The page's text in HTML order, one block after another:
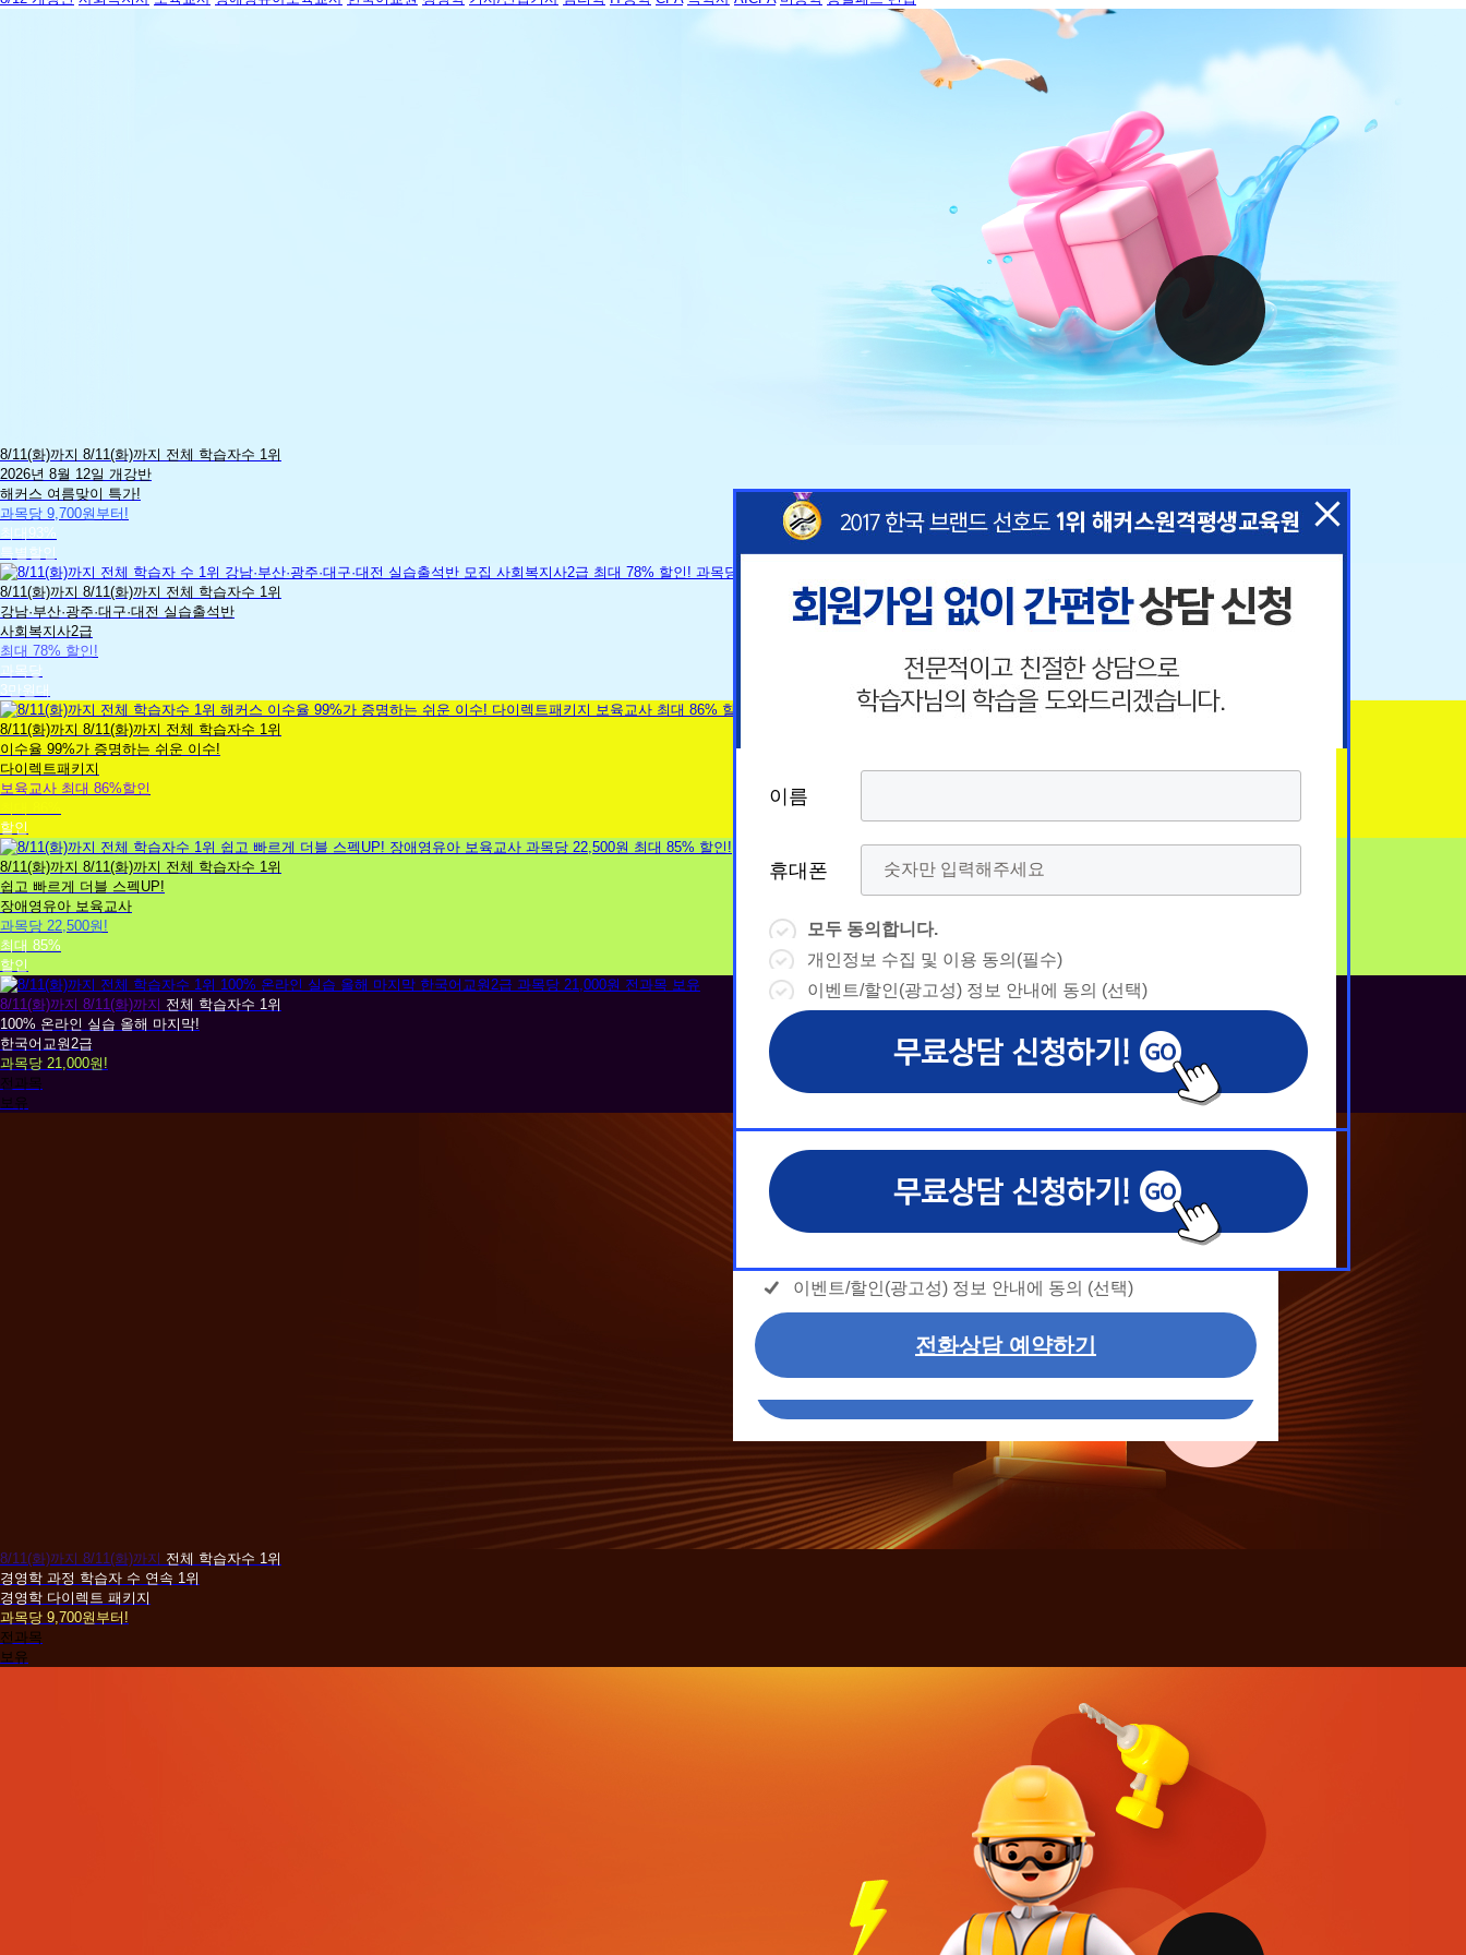
8/11(화)까지 8/11(화)까지 전체 학습자수 1위
2026년 8월 12일 개강반
해커스 여름맞이 특가!
과목당 9,700원부터!
최대93%
특별할인
사
회
복
지
사
8/11(화)까지 8/11(화)까지 전체 학습자수 1위
강남·부산·광주·대구·대전 실습출석반
사회복지사2급
최대 78% 할인!
과목당
3만원대
보
육
교
사
8/11(화)까지 8/11(화)까지 전체 학습자수 1위
이수율 99%가 증명하는 쉬운 이수!
다이렉트패키지
보육교사 최대 86%할인
할인
장
애
영
유
아
보
육
교
사
8/11(화)까지 8/11(화)까지 전체 학습자수 1위
쉽고 빠르게 더블 스펙UP!
장애영유아 보육교사
과목당 22,500원!
최대 85%
할인
한
국
어
교
원
8/11(화)까지 8/11(화)까지 전체 학습자수 1위
100% 온라인 실습 올해 마지막!
한국어교원2급
과목당 21,000원!
전과목
보유
8/11(화)까지 8/11(화)까지 전체 학습자수 1위
경영학 과정 학습자 수 연속 1위
경영학 다이렉트 패키지
과목당 9,700원부터!
전과목
보유
폰
상담예약시간
* 날짜입력 키보드 사용법
- page up/down 키 = 다음달/이전달
- ctrl+ 방향키 좌,우, 위, 아래 = 날짜선택
- ctrl+ 방향키 좌,우, 위, 아래 = 날짜선택
날
택
예
약
시
간
상담내용(필수)
수강신청 문의
교육원 이용문의
상담 희망내용 (선택)
개인정보 수집/이용 동의
개인정보 수집 및 이용 동의(필수)
폰
상담예약시간
* 날짜입력 키보드 사용법
- page up/down 키 = 다음달/이전달
- ctrl+ 방향키 좌,우, 위, 아래 = 날짜선택
- page up/down 키 = 다음달/이전달
- ctrl+ 방향키 좌,우, 위, 아래 = 날짜선택
날
택
예
수강신청 문의 교육원 이용문의
모두 동의합니다.
이벤트/할인(광고성) 정보 안내에 동의 (선택)
전화상담 예약하기
이름
휴대폰
모두 동의합니다.
개인정보 수집 및 이용 동의(필수)
이벤트/할인(광고성) 정보 안내에 동의 (선택)
◆ 개인정보 수집 · 이용 동의
1. 개인정보 수집·이용 목적
1) 무료상담 진행 및 문의 사항 응대, 동일·후속 문의에 대한 상담 서비스
제공, 상담 이력 관리 및 상담 관련 분쟁·민원 처리
2) 광고성 정보 수신에 별도 동의한 자에 한하여 해커스 원
격평생교육원을 비롯한 해커스 교육그룹의 새로운 서비스
신상품이나 이벤트, 최신 정보 안내 등 신청자의 취향에 맞
는 최적의 서비스를 제공하기 위함.
(해커스교육그룹: 해커스인강, 해커스프랩, 해커스톡, 해커스중국어, 해
커스일본어, 해커스잡, 해커스금융, 해커스임용, 해커스공무원, 해커스경
찰, 해커스소방, 해커스공인중개사, 해커스주택관리사, 해커스편입 등)
(선택) 제출된 상담 문의 내용, 전화상담 과정에서 이용자가 상담을 위해
3. 개인정보 보유/이용 기간: 법령상 정하는 경우를 제외하
나 상담 시로부터 3년 이내 탈퇴하는 자의 경우, 소비자 불
만 또는 분쟁처리를 위해 3년간 보관합니다.
4. 신청자는 개인정보 수집·이용을 거부할 수 있습니다. 단, 거부의 경우
에는 상담 신청이 제한됩니다.
이름
휴대폰
모두 동의합니다.
개인정보 수집 및 이용 동의(필수)
이벤트/할인(광고성) 정보 안내에 동의 (선택)
◆ 개인정보 수집 · 이용 동의
1. 개인정보 수집·이용 목적
1) 무료상담 진행 및 문의 사항 응대, 동일·후속 문의에 대한 상담 서비스
제공, 상담 이력 관리 및 상담 관련 분쟁·민원 처리
2) 광고성 정보 수신에 별도 동의한 자에 한하여 해커스 원
격평생교육원을 비롯한 해커스 교육그룹의 새로운 서비스
신상품이나 이벤트, 최신 정보 안내 등 신청자의 취향에 맞
는 최적의 서비스를 제공하기 위함.
(해커스교육그룹: 해커스인강, 해커스프랩, 해커스톡, 해커스중국어, 해
커스일본어, 해커스잡, 해커스금융, 해커스임용, 해커스공무원, 해커스경
찰, 해커스소방, 해커스공인중개사, 해커스주택관리사, 해커스편입 등)
(선택) 제출된 상담 문의 내용, 전화상담 과정에서 이용자가 상담을 위해
3. 개인정보 보유/이용 기간: 법령상 정하는 경우를 제외하
나 상담 시로부터 3년 이내 탈퇴하는 자의 경우, 소비자 불
만 또는 분쟁처리를 위해 3년간 보관합니다.
4. 신청자는 개인정보 수집·이용을 거부할 수 있습니다. 단, 거부의 경우
에는 상담 신청이 제한됩니다.
이름
휴대폰
모두 동의합니다.
개인정보 수집 및 이용 동의(필수)
이벤트/할인(광고성) 정보 안내에 동의 (선택)
◆ 개인정보 수집 · 이용 동의
1. 개인정보 수집·이용 목적
1) 무료상담 진행 및 문의 사항 응대, 동일·후속 문의에 대한 상담 서비스
제공, 상담 이력 관리 및 상담 관련 분쟁·민원 처리
2) 광고성 정보 수신에 별도 동의한 자에 한하여 해커스 원
격평생교육원을 비롯한 해커스 교육그룹의 새로운 서비스
신상품이나 이벤트, 최신 정보 안내 등 신청자의 취향에 맞
는 최적의 서비스를 제공하기 위함.
(해커스교육그룹: 해커스인강, 해커스프랩, 해커스톡, 해커스중국어, 해
커스일본어, 해커스잡, 해커스금융, 해커스임용, 해커스공무원, 해커스경
찰, 해커스소방, 해커스공인중개사, 해커스주택관리사, 해커스편입 등)
(선택) 제출된 상담 문의 내용, 전화상담 과정에서 이용자가 상담을 위해
3. 개인정보 보유/이용 기간: 법령상 정하는 경우를 제외하
나 상담 시로부터 3년 이내 탈퇴하는 자의 경우, 소비자 불
만 또는 분쟁처리를 위해 3년간 보관합니다.
4. 신청자는 개인정보 수집·이용을 거부할 수 있습니다. 단, 거부의 경우
에는 상담 신청이 제한됩니다.
이름
휴대폰
모두 동의합니다.
개인정보 수집 및 이용 동의(필수)
이벤트/할인(광고성) 정보 안내에 동의 (선택)